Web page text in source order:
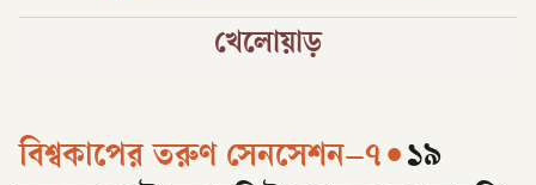
খেলোয়াড়
বিশ্বকাপের তরুণ সেনসেশন–৭ • ১৯